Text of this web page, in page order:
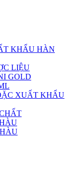
KHẨU HÀN
LIỆU
GOLD
XUẤT KHẨU